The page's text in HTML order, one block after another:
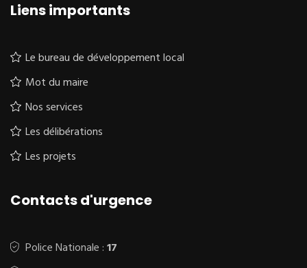
Liens importants
Le bureau de développement local
Mot du maire
Nos services
Les délibérations
Les projets
Contacts d'urgence
Police Nationale :17